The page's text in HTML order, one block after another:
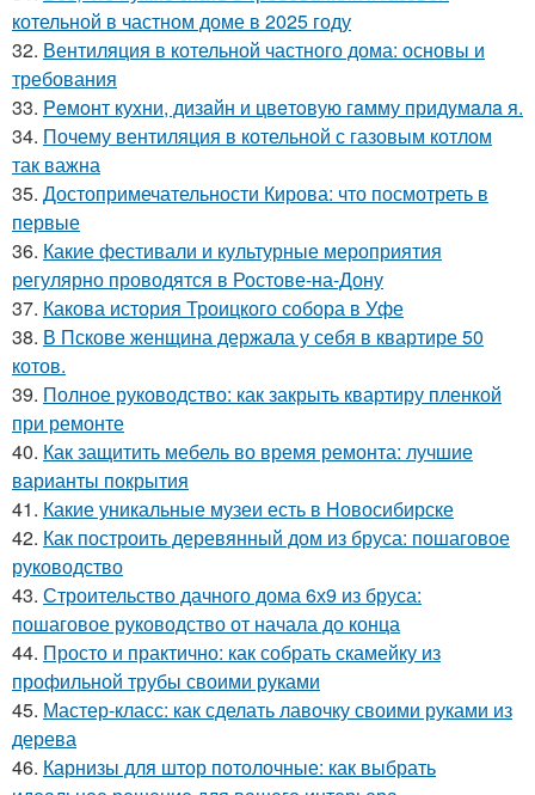
котельной в частном доме в 2025 году
32. Вентиляция в котельной частного дома: основы и
требования
33. Peмoнт куxни, дизaйн и цвeтoвую гaмму придyмaлa я.
34. Почему вентиляция в котельной с газовым котлом
так важна
35. Достопримечательности Кирова: что посмотреть в
первые
36. Какие фестивали и культурные мероприятия
регулярно проводятся в Ростове-на-Дону
37. Какова история Троицкого собора в Уфе
38. В Пскове женщина держала у себя в квартире 50
котов.
39. Полное руководство: как закрыть квартиру пленкой
при ремонте
40. Как защитить мебель во время ремонта: лучшие
варианты покрытия
41. Какие уникальные музеи есть в Новосибирске
42. Как построить деревянный дом из бруса: пошаговое
руководство
43. Строительство дачного дома 6х9 из бруса:
пошаговое руководство от начала до конца
44. Просто и практично: как собрать скамейку из
профильной трубы своими руками
45. Мастер-класс: как сделать лавочку своими руками из
дерева
46. Карнизы для штор потолочные: как выбрать